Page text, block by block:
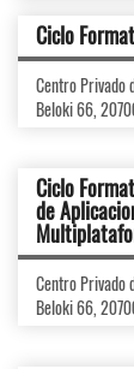
Ciclo
Centro Privado
Beloki 66,
Ciclo
de
Centro Privado
Beloki 66,